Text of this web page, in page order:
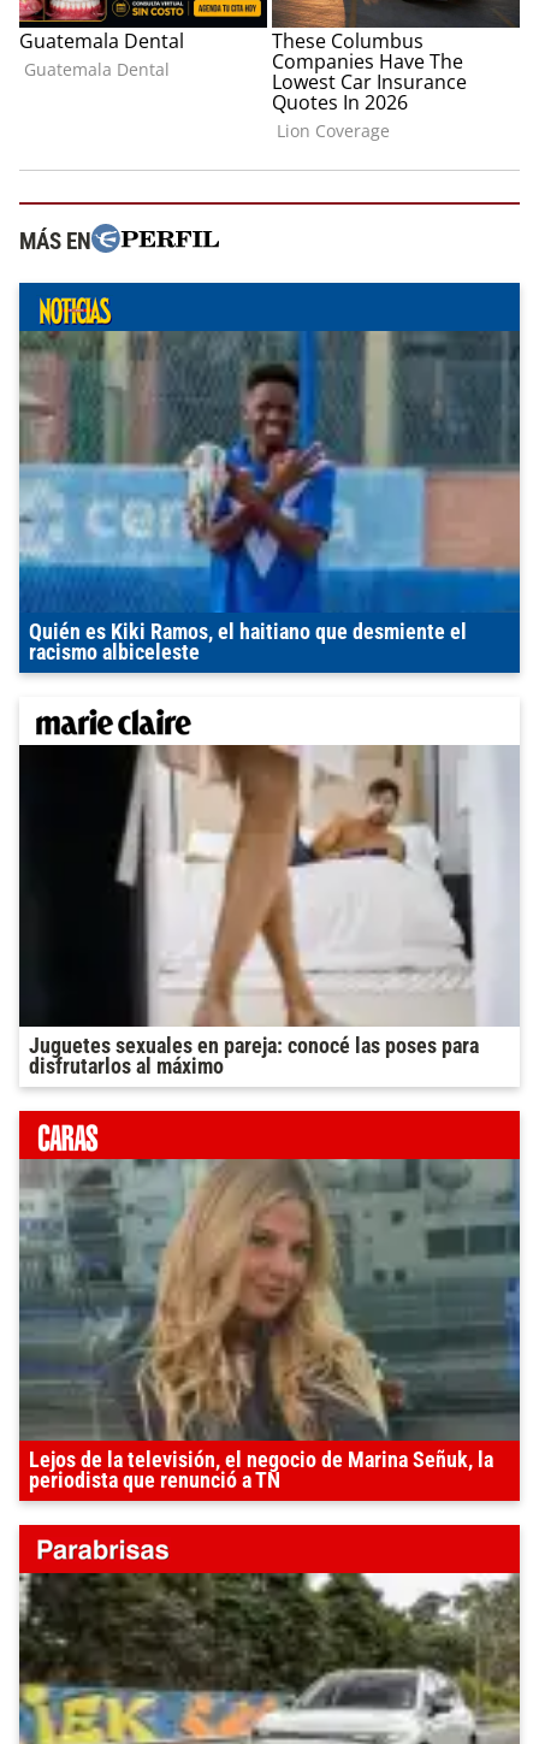
MÁS EN
Quién es Kiki Ramos, el haitiano que desmiente el
racismo albiceleste
Juguetes sexuales en pareja: conocé las poses para
disfrutarlos al máximo
Lejos de la televisión, el negocio de Marina Señuk, la
periodista que renunció a TN